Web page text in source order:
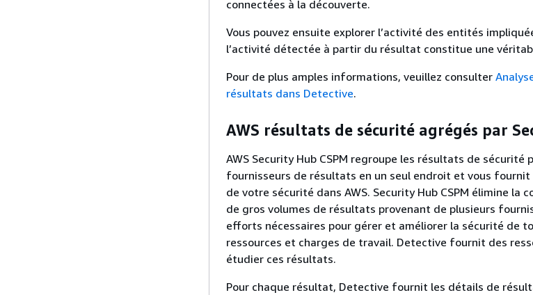
connectées à la découverte.
Vous pouvez ensuite explorer l’activité des entités
l’activité détectée à partir du résultat constitue une
Pour de plus amples informations, veuillez consulter
résultats dans Detective.
AWS résultats de sécurité agrégés par
AWS Security Hub CSPM regroupe les résultats de
fournisseurs de résultats en un seul endroit et vous
de votre sécurité dans AWS. Security Hub CSPM élimine la
de gros volumes de résultats provenant de plusieurs
efforts nécessaires pour gérer et améliorer la sécurité de
ressources et charges de travail. Detective fournit des
étudier ces résultats.
Pour chaque résultat, Detective fournit les détails de